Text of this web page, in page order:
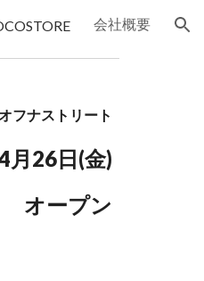
会社概要
フナストリート
月26日(金)
オープン